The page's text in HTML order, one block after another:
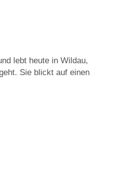
lebt heute in Wildau,
Sie blickt auf einen